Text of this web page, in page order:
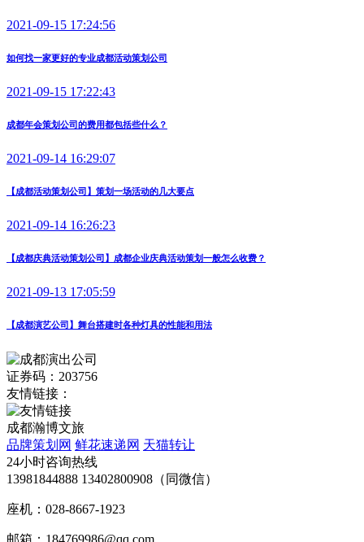
2021-09-15 17:24:56
如何找一家更好的专业成都活动策划公司
2021-09-15 17:22:43
成都年会策划公司的费用都包括些什么？
2021-09-14 16:29:07
【成都活动策划公司】策划一场活动的几大要点
2021-09-14 16:26:23
【成都庆典活动策划公司】成都企业庆典活动策划一般怎么收费？
2021-09-13 17:05:59
【成都演艺公司】舞台搭建时各种灯具的性能和用法
证券码：203756
友情链接：
成都瀚博文旅
品牌策划网 鲜花速递网 天猫转让
24小时咨询热线
13981844888 13402800908（同微信）
座机：028-8667-1923
邮箱：184769986@qq.com